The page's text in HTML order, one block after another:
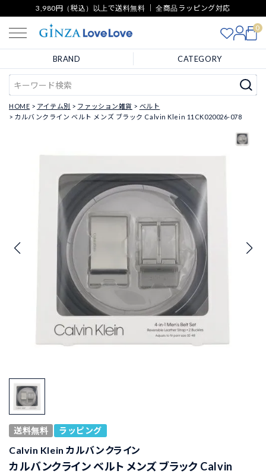
3,980円（税込）以上で送料無料 ｜ 全商品ラッピング対応
0
BRAND CATEGORY
HOME アイテム別 ファッション雑貨
ベルト
カルバンクライン ベルト メンズ ブラック Calvin Klein 11CK020026-078
送料無料 ラッピング
Calvin Klein カルバンクライン
カルバンクライン ベルト メンズ ブラック Calvin